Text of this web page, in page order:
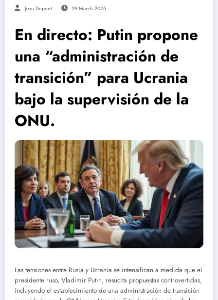
Jean Dupont 29 March 2025
En directo: Putin propone
una “administración de
transición” para Ucrania
bajo la supervisión de la
ONU.
Las tensiones entre Rusia y Ucrania se intensifican a medida que el
presidente ruso, Vladimir Putin, resucita propuestas controvertidas,
incluyendo el establecimiento de una administración de transición